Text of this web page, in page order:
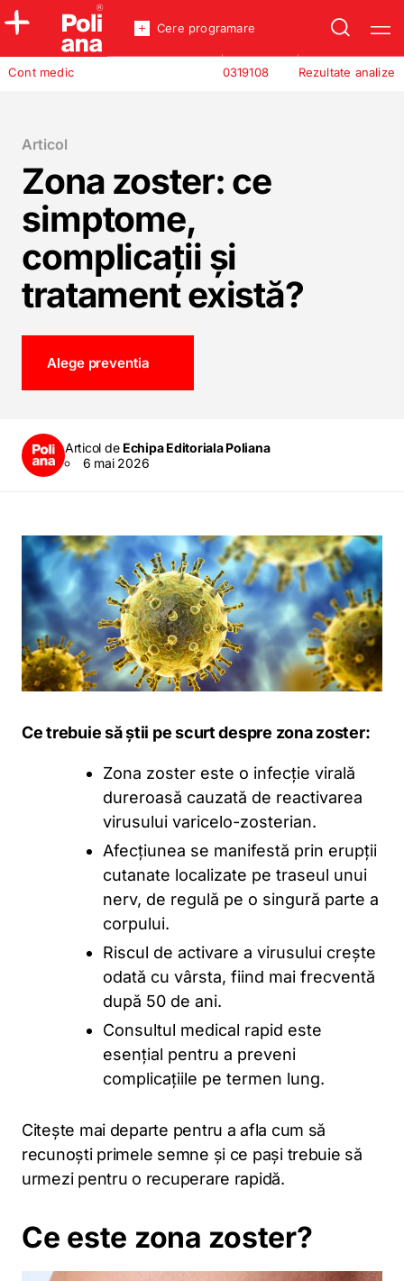
Policlinica
Cont medic Rezultate analize
0319108
Cere programare
Articol
Zona zoster: ce
simptome,
complicații și
tratament există?
Alege preventia
Articol de Echipa Editoriala Poliana
6 mai 2026
Ce trebuie să știi pe scurt despre zona zoster:
Zona zoster este o infecție virală
dureroasă cauzată de reactivarea
virusului varicelo-zosterian.
Afecțiunea se manifestă prin erupții
cutanate localizate pe traseul unui
nerv, de regulă pe o singură parte a
corpului.
Riscul de activare a virusului crește
odată cu vârsta, fiind mai frecventă
după 50 de ani.
Consultul medical rapid este
esențial pentru a preveni
complicațiile pe termen lung.
Citește mai departe pentru a afla cum să
recunoști primele semne și ce pași trebuie să
urmezi pentru o recuperare rapidă.
Ce este zona zoster?